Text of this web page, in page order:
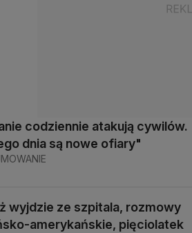
codziennie atakują cywilów.
dnia są nowe ofiary"
wyjdzie ze szpitala, rozmowy
amerykańskie, pięciolatek